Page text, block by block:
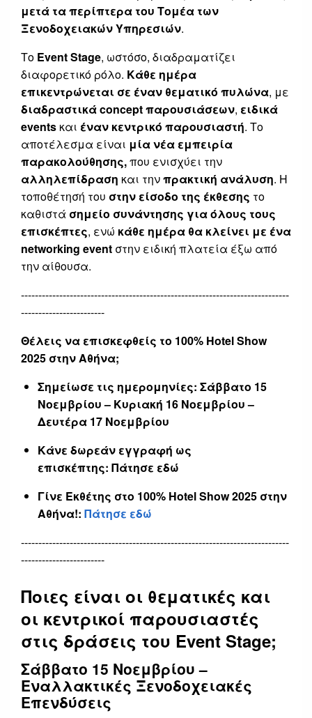
μετά τα περίπτερα του Τομέα των
Ξενοδοχειακών Υπηρεσιών.
Το Event Stage, ωστόσο, διαδραματίζει
διαφορετικό ρόλο. Κάθε ημέρα
επικεντρώνεται σε έναν θεματικό πυλώνα, με
διαδραστικά concept παρουσιάσεων, ειδικά
events και έναν κεντρικό παρουσιαστή. Το
αποτέλεσμα είναι μία νέα εμπειρία
παρακολούθησης,που ενισχύει την
αλληλεπίδραση και τηνπρακτική ανάλυση. Η
τοποθέτησή του στην είσοδο της έκθεσης το
καθιστά σημείο συνάντησης για όλους τους
επισκέπτες, ενώ κάθε ημέρα θα κλείνει με ένα
networking event στην ειδική πλατεία έξω από
την αίθουσα.
-----------------------------------------------------------------------------
------------------------
Θέλεις να επισκεφθείς το 100% Hotel Show
2025 στην Αθήνα;
Σημείωσε τις ημερομηνίες: Σάββατο 15
Νοεμβρίου – Κυριακή 16 Νοεμβρίου –
Δευτέρα 17 Νοεμβρίου
Κάνε δωρεάν εγγραφή ως
επισκέπτης: Πάτησε εδώ
Γίνε Εκθέτης στο 100% Hotel Show 2025 στην
Αθήνα!: Πάτησε εδώ
-----------------------------------------------------------------------------
------------------------
Ποιες είναι οι θεματικές και
οι κεντρικοί παρουσιαστές
στις δράσεις του Event Stage;
Σάββατο 15 Νοεμβρίου –
Εναλλακτικές Ξενοδοχειακές
Επενδύσεις